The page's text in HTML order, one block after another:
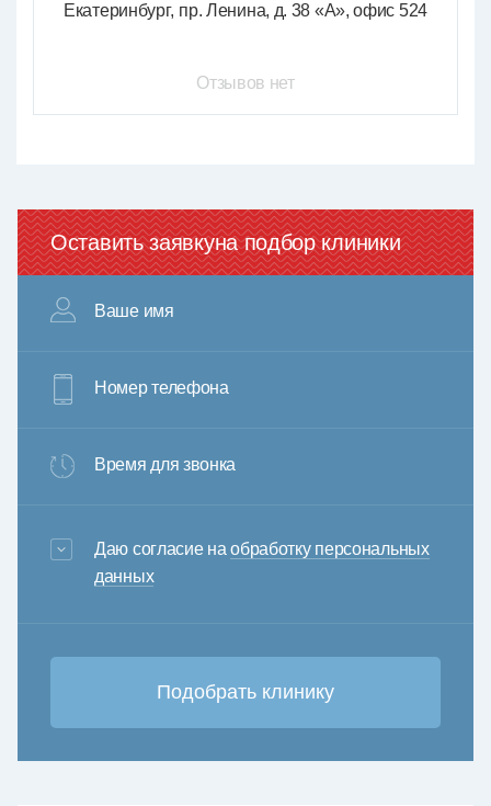
Екатеринбург пр. Ленина, д. 38 «А», офис 524
Отзывов нет
Оставить заявкуна подбор клиники
Ваше имя
Номер телефона
Время для звонка
3+6=
Даю согласие наобработку персональных
данных